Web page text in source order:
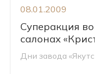
08.01.2009
Суперакция
салонах
Дни завода